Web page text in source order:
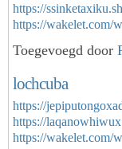
https://
https://
Toegevoegd door
lochcuba
https://
https://
https://